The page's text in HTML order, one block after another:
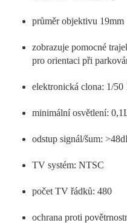
průměr objektivu 19mm
zobrazuje pomocné
pro orientaci při
elektronická clona: 1/50
minimální osvětlení:
odstup signál/šum:
TV systém: NTSC
počet TV řádků: 480
ochrana proti